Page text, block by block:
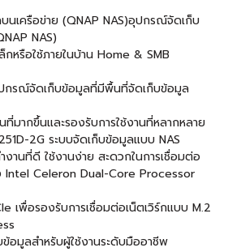
เครือข่าย (QNAP NAS)อุปกรณ์จัดเก็บ
NAS)
หรือใช้ภายในบ้าน Home & SMB
กรณ์จัดเก็บข้อมูลที่มีพื้นที่จัดเก็บข้อมูล
ที่มากขึ้นและรองรับการใช้งานที่หลากหลาย
2G ระบบจัดเก็บข้อมูลแบบ NAS
งานที่ดี ใช้งานง่าย สะดวกในการเชื่อมต่อ
Celeron Dual-Core Processor
เพื่อรองรับการเชื่อมต่อเน็ตเวิร์กแบบ M.2
ข้อมูลสำหรับผู้ใช้งานระดับมืออาชีพ